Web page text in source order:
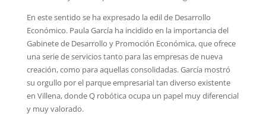
En este sentido se ha expresado la edil de Desarrollo
Económico. Paula García ha incidido en la importancia del
Gabinete de Desarrollo y Promoción Económica, que ofrece
una serie de servicios tanto para las empresas de nueva
creación, como para aquellas consolidadas. García mostró
su orgullo por el parque empresarial tan diverso existente
en Villena, donde Q robótica ocupa un papel muy diferencial
y muy valorado.